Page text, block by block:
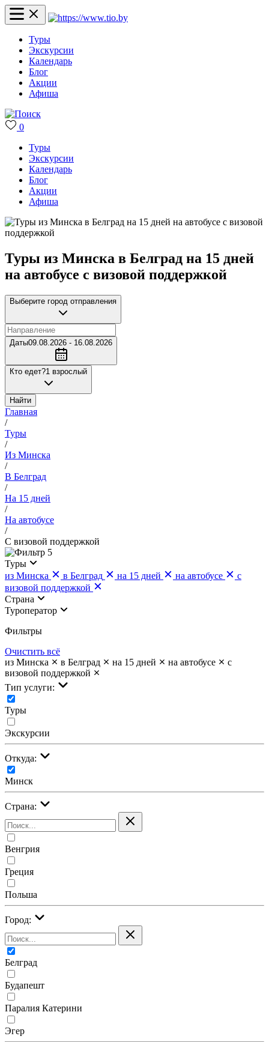
Туры
Экскурсии
Календарь
Блог
Акции
Афиша
0
Туры
Экскурсии
Календарь
Блог
Акции
Афиша
Туры из Минска в Белград на 15 дней
на автобусе с визовой поддержкой
Выберите город отправления
Даты09.08.2026 - 16.08.2026
Кто едет?1 взрослый
Найти
Главная
/
Туры
/
Из Минска
/
В Белград
/
На 15 дней
/
На автобусе
/
С визовой поддержкой
5
Туры
из Минска
в Белград на 15 дней на автобусе
с
визовой поддержкой
Страна
Туроператор
Фильтры
Очистить всё
из Минска
в Белград на 15 дней на автобусе
с
визовой поддержкой
Тип услуги:
Туры
Экскурсии
Откуда:
Минск
Страна:
Венгрия
Греция
Польша
Город:
Белград
Будапешт
Паралия Катерини
Эгер